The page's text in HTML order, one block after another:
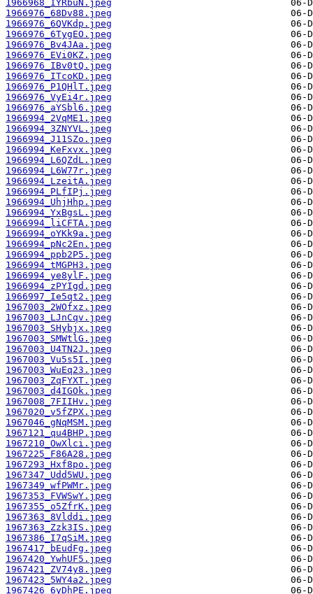
1966968_IYRbuN.jpeg
1966976_68Dv88.jpeg
1966976_6QVKdp.jpeg
1966976_6TygEO.jpeg
1966976_Bv4JAa.jpeg
1966976_EVi0KZ.jpeg
1966976_IBv0tQ.jpeg
1966976_ITcoKD.jpeg
1966976_P1QHlT.jpeg
1966976_VyEi4r.jpeg
1966976_aYSbl6.jpeg
1966994_2VqME1.jpeg
1966994_3ZNYVL.jpeg
1966994_J11SZo.jpeg
1966994_KeFxvx.jpeg
1966994_L6QZdL.jpeg
1966994_L6W77r.jpeg
1966994_LzeitA.jpeg
1966994_PLfIPj.jpeg
1966994_UhjHhp.jpeg
1966994_YxBgsL.jpeg
1966994_liCFTA.jpeg
1966994_oYKk9a.jpeg
1966994_pNc2En.jpeg
1966994_ppb2P5.jpeg
1966994_tMGPH3.jpeg
1966994_ye8ylF.jpeg
1966994_zPYIgd.jpeg
1966997_Ie5qt2.jpeg
1967003_2WOfxz.jpeg
1967003_LJnCqv.jpeg
1967003_SHybjx.jpeg
1967003_SMWtlG.jpeg
1967003_U4TN2J.jpeg
1967003_Vu5s5I.jpeg
1967003_WuEq23.jpeg
1967003_ZqFYXT.jpeg
1967003_d4IGOk.jpeg
1967008_7FIIHv.jpeg
1967020_v5fZPX.jpeg
1967046_gNqMSM.jpeg
1967121_qu4BHP.jpeg
1967210_OwXlci.jpeg
1967225_F86A28.jpeg
1967293_Hxf8po.jpeg
1967347_Udd5WU.jpeg
1967349_wfPWMr.jpeg
1967353_FVWSwY.jpeg
1967355_o5ZfrK.jpeg
1967363_8Vlddi.jpeg
1967363_Zzk3IS.jpeg
1967386_I7qSiM.jpeg
1967417_bEudFg.jpeg
1967420_YwhUF5.jpeg
1967421_ZV74y8.jpeg
1967423_5WY4a2.jpeg
1967426_6yDhPE.jpeg